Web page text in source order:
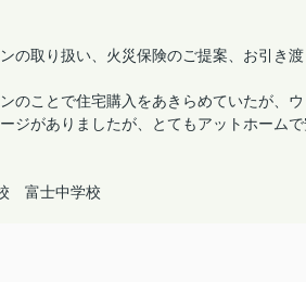
の取り扱い、火災保険のご提案、お引き渡
のことで住宅購入をあきらめていたが、ウ
ジがありましたが、とてもアットホーム
富士中学校